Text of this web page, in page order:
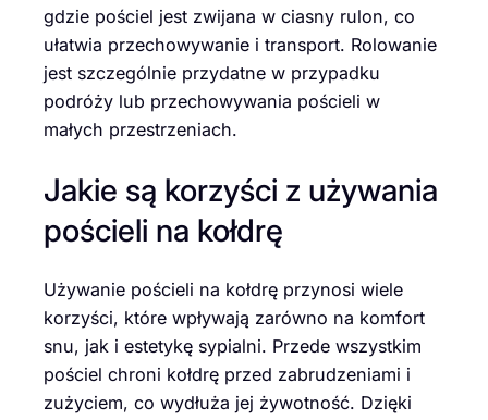
gdzie pościel jest zwijana w ciasny rulon, co
ułatwia przechowywanie i transport. Rolowanie
jest szczególnie przydatne w przypadku
podróży lub przechowywania pościeli w
małych przestrzeniach.
Jakie są korzyści z używania
pościeli na kołdrę
Używanie pościeli na kołdrę przynosi wiele
korzyści, które wpływają zarówno na komfort
snu, jak i estetykę sypialni. Przede wszystkim
pościel chroni kołdrę przed zabrudzeniami i
zużyciem, co wydłuża jej żywotność. Dzięki